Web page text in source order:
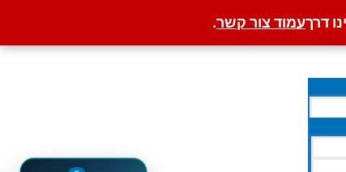
דרךעמוד צור קשר.